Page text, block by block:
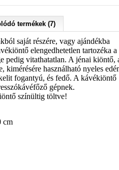
termékek (7)
saját részére, vagy ajándékba
elengedhetetlen tartozéka a
pedig vitathatatlan. A jénai kiöntő,
kimérésére használható nyeles
fogantyú, és fedő. A kávékiöntő
gépnek.
színültig töltve!
cm